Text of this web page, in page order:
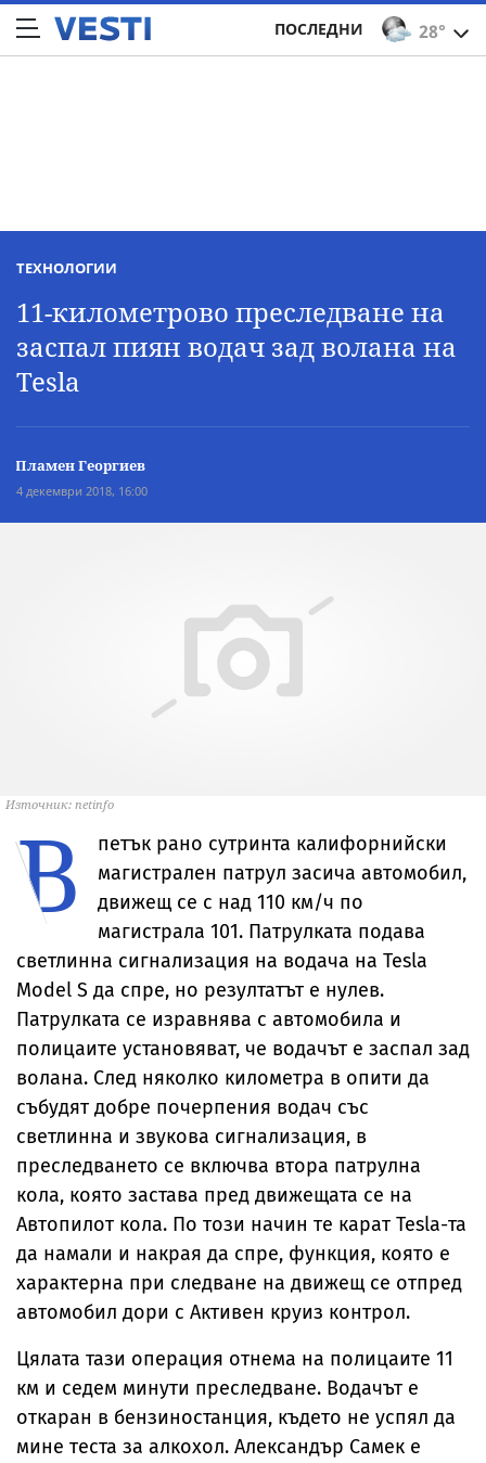
28°
ПОСЛЕДНИ
ТЕХНОЛОГИИ
11-километрово преследване на
заспал пиян водач зад волана на
Tesla
Пламен Георгиев
4 декември 2018, 16:00
Източник: netinfo
В
петък рано сутринта калифорнийски
магистрален патрул засича автомобил,
движещ се с над 110 км/ч по
магистрала 101. Патрулката подава
светлинна сигнализация на водача на Tesla
Model S да спре, но резултатът е нулев.
Патрулката се изравнява с автомобила и
полицаите установяват, че водачът е заспал зад
волана. След няколко километра в опити да
събудят добре почерпения водач със
светлинна и звукова сигнализация, в
преследването се включва втора патрулна
кола, която застава пред движещата се на
Автопилот кола. По този начин те карат Tesla-та
да намали и накрая да спре, функция, която е
характерна при следване на движещ се отпред
автомобил дори с Активен круиз контрол.
Цялата тази операция отнема на полицаите 11
км и седем минути преследване. Водачът е
откаран в бензиностанция, където не успял да
мине теста за алкохол. Александър Самек е